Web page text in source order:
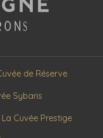
de Réserve
Sybaris
La Cuvée Prestige